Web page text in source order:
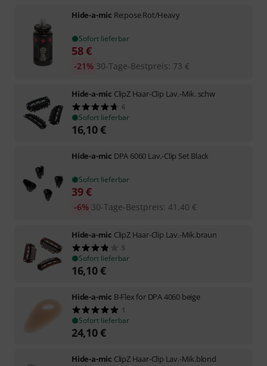
Hide-a-mic Re:pose Rot/Heavy
Sofort lieferbar
58€
30-Tage-Bestpreis: 73 €
-21%
Hide-a-mic ClipZ Haar-Clip Lav.-Mik. schw
6
Sofort lieferbar
16,10€
Hide-a-mic DPA 6060 Lav.-Clip Set Black
Sofort lieferbar
39€
30-Tage-Bestpreis: 41,40 €
-6%
Hide-a-mic ClipZ Haar-Clip Lav.-Mik.braun
5
Sofort lieferbar
16,10€
Hide-a-mic B-Flex for DPA 4060 beige
1
Sofort lieferbar
24,10€
Hide-a-mic ClipZ Haar-Clip Lav.-Mik.blond